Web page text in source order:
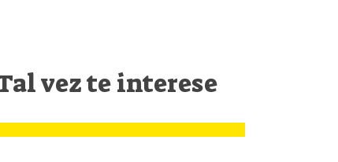
vez te interese